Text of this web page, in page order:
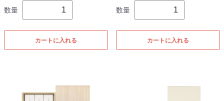
数量
カートに入れる
数量
カートに入れる